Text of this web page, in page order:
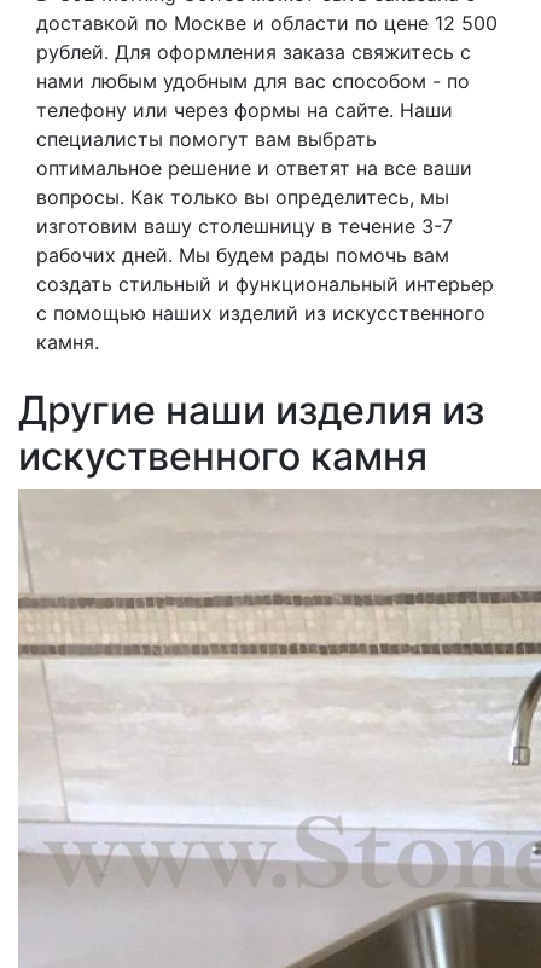
доставкой по Москве и области по цене 12 500
рублей. Для оформления заказа свяжитесь с
нами любым удобным для вас способом - по
телефону или через формы на сайте. Наши
специалисты помогут вам выбрать
оптимальное решение и ответят на все ваши
вопросы. Как только вы определитесь, мы
изготовим вашу столешницу в течение 3-7
рабочих дней. Мы будем рады помочь вам
создать стильный и функциональный интерьер
с помощью наших изделий из искусственного
камня.
Другие наши изделия из
искуственного камня